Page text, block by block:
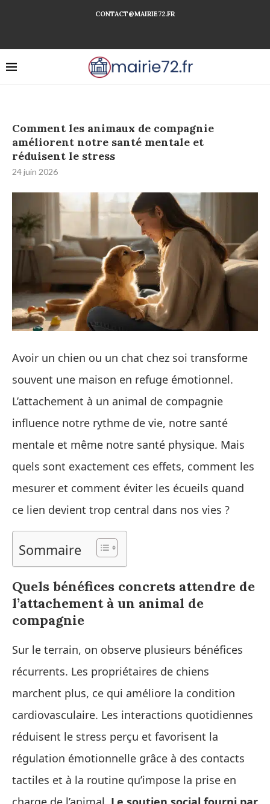
CONTACT@MAIRIE72.FR
Comment les animaux de compagnie
améliorent notre santé mentale et
réduisent le stress
24 juin 2026
Avoir un chien ou un chat chez soi transforme
souvent une maison en refuge émotionnel.
L’attachement à un animal de compagnie
influence notre rythme de vie, notre santé
mentale et même notre santé physique. Mais
quels sont exactement ces effets, comment les
mesurer et comment éviter les écueils quand
ce lien devient trop central dans nos vies ?
Sommaire
Quels bénéfices concrets attendre de
l’attachement à un animal de
compagnie
Sur le terrain, on observe plusieurs bénéfices
récurrents. Les propriétaires de chiens
marchent plus, ce qui améliore la condition
cardiovasculaire. Les interactions quotidiennes
réduisent le stress perçu et favorisent la
régulation émotionnelle grâce à des contacts
tactiles et à la routine qu’impose la prise en